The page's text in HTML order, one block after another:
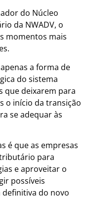
do Núcleo
da NWADV, o
momentos mais
a forma de
do sistema
que deixarem para
o início da transição
se adequar às
é que as empresas
para
e aproveitar o
possíveis
do novo